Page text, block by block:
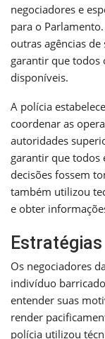
negociadores e
para o
outras agências
garantir que todos
disponíveis.
A polícia
coordenar as
autoridades
garantir que todos
decisões fossem
também utilizou
e obter
Os negociadores
indivíduo
entender suas
render
polícia utilizou